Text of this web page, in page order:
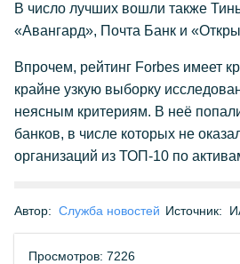
В число лучших вошли также
«Авангард», Почта Банк и
Впрочем, рейтинг Forbes имеет
крайне узкую выборку
неясным критериям. В неё
банков, в числе которых не
организаций из ТОП-10 по
Автор: Служба новостей Источник:
Просмотров: 7226